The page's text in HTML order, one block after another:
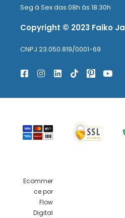
Seg à Sex das 08h às 18:30h
Copyright © 2023 Faiko
CNPJ 23.050.819/0001-69
Ecommer
ce por
Flow
Digital